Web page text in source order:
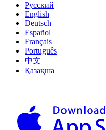
Русский
English
Deutsch
Español
Français
Português
中文
Қазақша